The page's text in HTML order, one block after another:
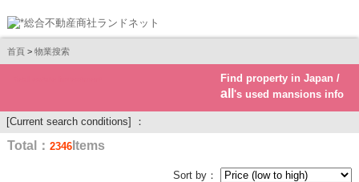
首頁 > 物業搜索
Find property in Japan /
all 's used mansions info
[Current search conditions] ：
Total： 2346Items
Sort by：